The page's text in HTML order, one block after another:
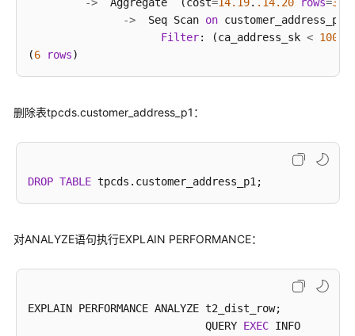
->
  Seq Scan
on
Filter: (ca_address_sk < 10000
(6 rows
删除表tpcds.customer_address_p1：
DROP TABLE
对ANALYZE语句执行EXPLAIN PERFORMANCE：
EXPLAIN PERFORMANCE ANALYZE t2_dist_row;
                            QUERY
EXEC